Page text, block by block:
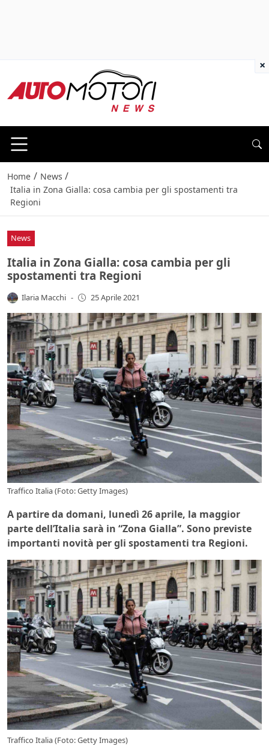
Home / News /
Italia in Zona Gialla: cosa cambia per gli spostamenti tra
Regioni
News
Italia in Zona Gialla: cosa cambia per gli
spostamenti tra Regioni
Ilaria Macchi - 25 Aprile 2021
Traffico Italia (Foto: Getty Images)
A partire da domani, lunedì 26 aprile, la maggior
parte dell’Italia sarà in “Zona Gialla”. Sono previste
importanti novità per gli spostamenti tra Regioni.
Traffico Italia (Foto: Getty Images)
×